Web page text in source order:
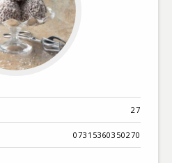
27
07315360350270